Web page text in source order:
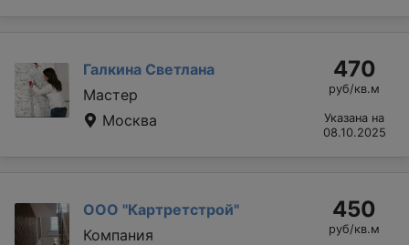
Галкина Светлана
Мастер
Москва
470
руб/кв.м
Указана на
08.10.2025
ООО "Картретстрой"
Компания
450
руб/кв.м